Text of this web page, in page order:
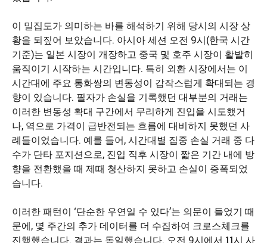
이 밀집도가 의미하는 바를 해석하기 위해 당시의 시장 상
황을 되짚어 보았습니다. 아시아 세션 오전 9시(한국 시간
기준)는 일본 시장이 개장하고 중국 및 호주 시장이 활발히
움직이기 시작하는 시간입니다. 특히 외환 시장에서는 이
시간대에 주요 통화쌍의 변동성이 갑작스럽게 확대되는 경
향이 있습니다. 필자가 손실을 기록했던 대부분의 거래는
이러한 변동성 확대 구간에서 무리하게 진입을 시도했거
나, 역으로 가격이 급반전되는 흐름에 대비하지 못했던 사
례들이었습니다. 예를 들어, 시간대별 집중 손실 거래 중 다
수가 단타 포지션으로, 진입 직후 시장이 짧은 기간 내에 방
향을 전환했을 때 제때 청산하지 못하고 손실이 증폭되었
습니다.
이러한 패턴이 ‘단순한 우연일 수 있다’는 의문이 들었기 때
문에, 몇 주간의 추가 데이터를 더 수집하여 크로스체크를
진행했습니다. 결과는 동일했습니다. 오전 9시에서 11시 사